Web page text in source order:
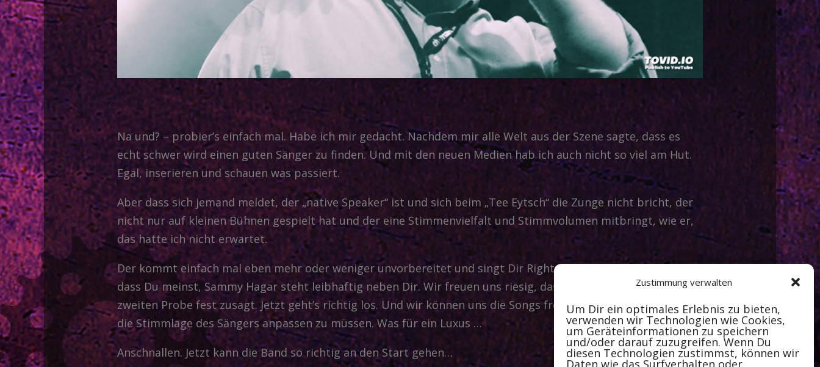
Zustimmung verwalten
Um Dir ein optimales Erlebnis zu bieten,
verwenden wir Technologien wie Cookies,
um Geräteinformationen zu speichern
und/oder darauf zuzugreifen. Wenn Du
diesen Technologien zustimmst, können wir
Daten wie das Surfverhalten oder
Na und? – probier’s einfach mal. Habe ich mir gedacht. Nachdem mir alle Welt aus der Szene sagte, dass es
echt schwer wird einen guten Sänger zu finden. Und mit den neuen Medien hab ich auch nicht so viel am Hut.
Egal, inserieren und schauen was passiert.
Aber dass sich jemand meldet, der „native Speaker“ ist und sich beim „Tee Eytsch“ die Zunge nicht bricht, der
nicht nur auf kleinen Bühnen gespielt hat und der eine Stimmenvielfalt und Stimmvolumen mitbringt, wie er,
das hatte ich nicht erwartet.
Der kommt einfach mal eben mehr oder weniger unvorbereitet und singt Dir Right Now von Van Halen runter,
dass Du meinst, Sammy Hagar steht leibhaftig neben Dir. Wir freuen uns riesig, dass
uns nach der
zweiten Probe fest zusagt. Jetzt geht’s richtig los. Und wir können uns die Songs frei raussuchen, ohne sie an
die Stimmlage des Sängers anpassen zu müssen. Was für ein Luxus …
Anschnallen. Jetzt kann die Band so richtig an den Start gehen…